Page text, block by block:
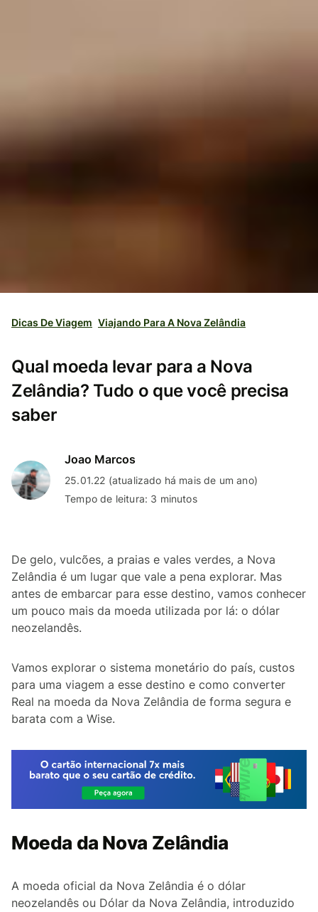
Dicas De Viagem Viajando Para A Nova Zelândia
Qual moeda levar para a Nova
Zelândia? Tudo o que você precisa
saber
Joao Marcos
25.01.22 (atualizado há mais de um ano)
Tempo de leitura: 3 minutos
De gelo, vulcões, a praias e vales verdes, a Nova
Zelândia é um lugar que vale a pena explorar. Mas
antes de embarcar para esse destino, vamos conhecer
um pouco mais da moeda utilizada por lá: o dólar
neozelandês.
Vamos explorar o sistema monetário do país, custos
para uma viagem a esse destino e como converter
Real na moeda da Nova Zelândia de forma segura e
barata com a Wise.
Moeda da Nova Zelândia
A moeda oficial da Nova Zelândia é o dólar
neozelandês ou Dólar da Nova Zelândia, introduzido